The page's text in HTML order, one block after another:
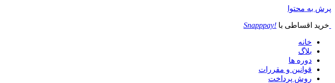
پرش به محتوا
خرید اقساطی با !Snapppay
خانه
بلاگ
دوره ها
قوانین و مقررات
روش پرداخت